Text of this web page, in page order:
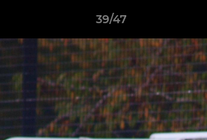
39/47